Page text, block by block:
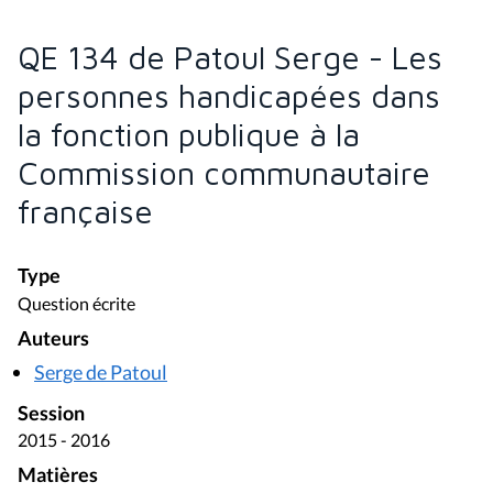
QE 134 de Patoul Serge - Les
personnes handicapées dans
la fonction publique à la
Commission communautaire
française
Type
Question écrite
Auteurs
Serge de Patoul
Session
2015 - 2016
Matières